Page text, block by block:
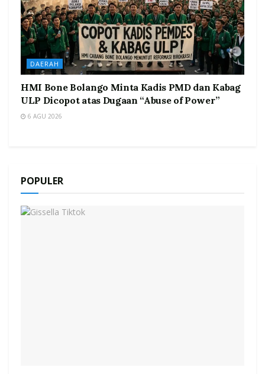
DAERAH
HMI Bone Bolango Minta Kadis PMD dan Kabag
ULP Dicopot atas Dugaan “Abuse of Power”
6 AGU 2026
POPULER